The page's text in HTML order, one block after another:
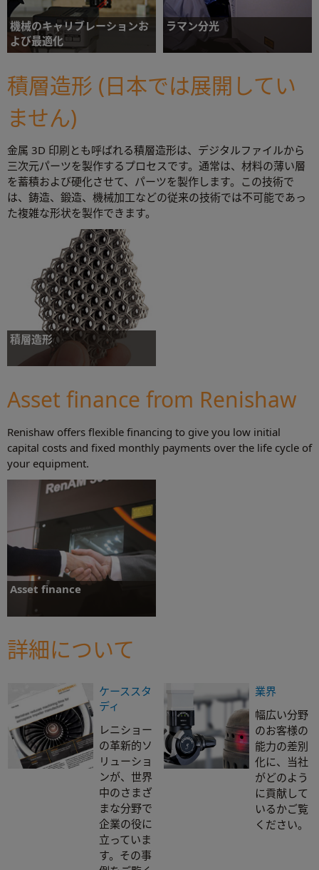
機械のキャリブレーションお
よび最適化
各種機械の位置決め精度を評価するキャリブ
レーション製品および試験製品
詳細について
ラマン分光
スコープ
積層造形 (日本では展開してい
ません)
金属 3D 印刷とも呼ばれる積層造形は、デジタルファイルから
三次元パーツを製作するプロセスです。通常は、材料の薄い層
を蓄積および硬化させて、パーツを製作します。この技術で
は、鋳造、鍛造、機械加工などの従来の技術では不可能であっ
た複雑な形状を製作できます。
積層造形
詳細について
Asset finance from Renishaw
Renishaw offers flexible financing to give you low initial
capital costs and fixed monthly payments over the life cycle of
your equipment.
Asset finance
responsive when needs change.
詳細について
ケーススタ
ディ
レニショー
の革新的ソ
リューショ
ンが、世界
中のさまざ
まな分野で
企業の役に
立っていま
す。その事
業界
幅広い分野
のお客様の
能力の差別
化に、当社
がどのよう
に貢献して
いるかご覧
ください。